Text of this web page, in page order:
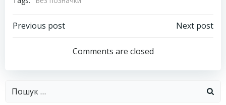
Навігація
запису
Previous post
Навігація
запису
Next post
Comments are closed
Пошук: